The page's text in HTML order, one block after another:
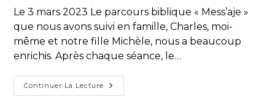
la
publication :
Le 3 mars 2023 Le parcours biblique « Mess’aje »
que nous avons suivi en famille, Charles, moi-
même et notre fille Michèle, nous a beaucoup
enrichis. Après chaque séance, le…
Continuer La Lecture Témoignage
Des